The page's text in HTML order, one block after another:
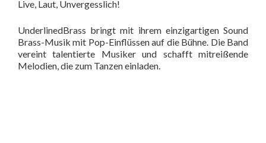
Live, Laut, Unvergesslich!
UnderlinedBrass bringt mit ihrem einzigartigen Sound
Brass-Musik mit Pop-Einflüssen auf die Bühne. Die Band
vereint talentierte Musiker und schafft mitreißende
Melodien, die zum Tanzen einladen.